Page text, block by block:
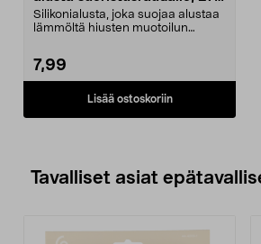
x 20 cm
Silikonialusta, joka suojaa alustaa
lämmöltä hiusten muotoilun
7,99
Lisää ostoskoriin
Tavalliset asiat